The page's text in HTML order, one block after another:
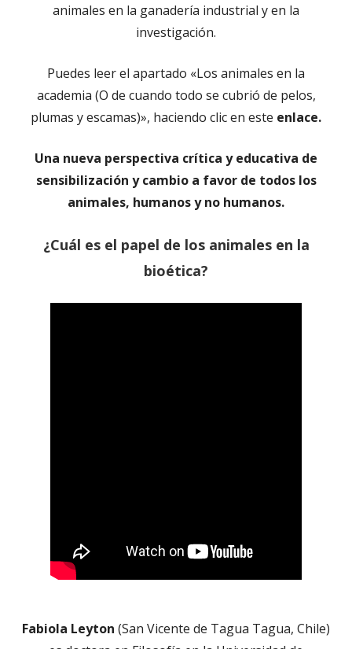
animales en la ganadería industrial y en la
investigación.
Puedes leer el apartado «Los animales en la
academia (O de cuando todo se cubrió de pelos,
plumas y escamas)», haciendo clic en este enlace.
Una nueva perspectiva crítica y educativa de
sensibilización y cambio a favor de todos los
animales, humanos y no humanos.
¿Cuál es el papel de los animales en la
bioética?
Fabiola Leyton (San Vicente de Tagua Tagua, Chile)